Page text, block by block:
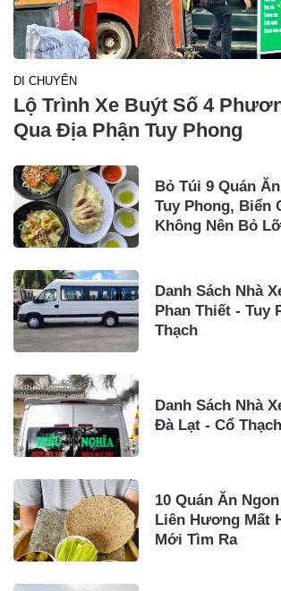
DI CHUYỂN
Lộ Trình Xe Buýt Số 4
Qua Địa Phận Tuy Phong
Bỏ Túi 9 Quán
Tuy Phong, Biển
Không Nên Bỏ Lỡ
Danh Sách Nhà
Phan Thiết - Tuy
Thạch
Danh Sách Nhà
Đà Lạt - Cổ
10 Quán Ăn
Liên Hương Mất
Mới Tìm Ra